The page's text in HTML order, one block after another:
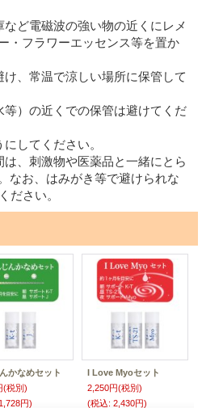
ど電磁波の強い物の近くにレメ
・フラワーエッセンス等を置か
、常温で涼しい場所に保管して
）の近くでの保管は避けてくだ
してください。
、刺激物や医薬品と一緒にとら
なお、はみがき等で避けられな
ださい。
かなめセット
(税別)
1,728円)
I Love Myoセット
2,250円(税別)
(税込: 2,430円)